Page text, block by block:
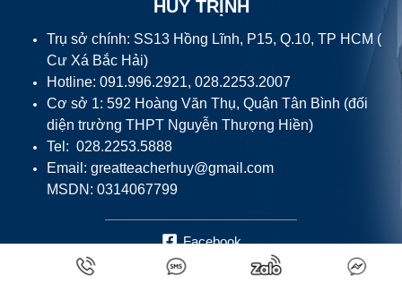
HUY TRỊNH
Trụ sở chính: SS13 Hồng Lĩnh, P15, Q.10, TP HCM (
Cư Xá Bắc Hải)
Hotline: 091.996.2921, 028.2253.2007
Cơ sở 1: 592 Hoàng Văn Thụ, Quận Tân Bình (đối
diện trường THPT Nguyễn Thượng Hiền)
Tel: 028.2253.5888
Email: greatteacherhuy@gmail.com
MSDN: 0314067799
Facebook